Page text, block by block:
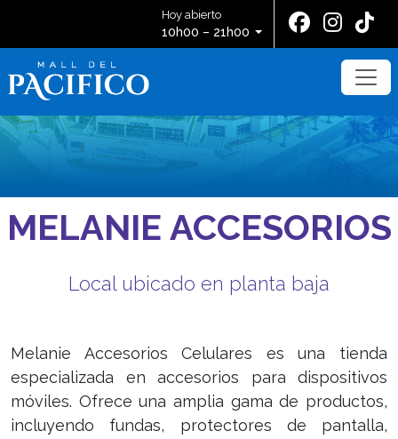
Hoy abierto
10h00 – 21h00
MELANIE ACCESORIOS
Local ubicado en planta baja
Melanie Accesorios Celulares es una tienda
especializada en accesorios para dispositivos
móviles. Ofrece una amplia gama de productos,
incluyendo fundas, protectores de pantalla,